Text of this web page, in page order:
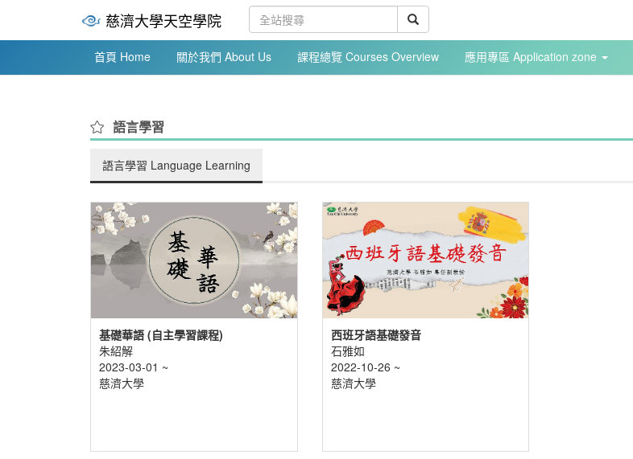
慈濟大學天空學院
首頁 Home 關於我們 About Us 課程總覽 Courses Overview 應用專區 Application zone
語言學習
語言學習 Language Learning
基礎華語 (自主學習課程)
朱紹解
2023-03-01 ~
慈濟大學
西班牙語基礎發音
石雅如
2022-10-26 ~
慈濟大學